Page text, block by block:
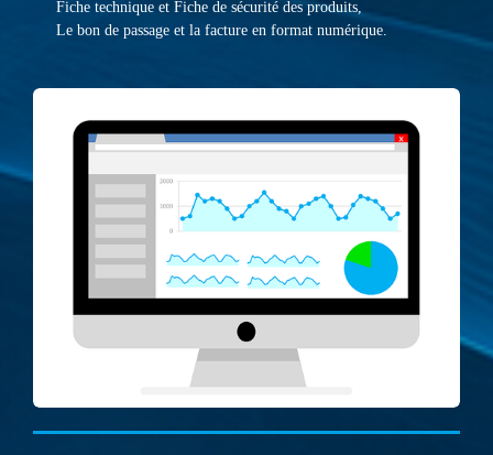
Fiche technique et Fiche de sécurité des produits,
Le bon de passage et la facture en format numérique.